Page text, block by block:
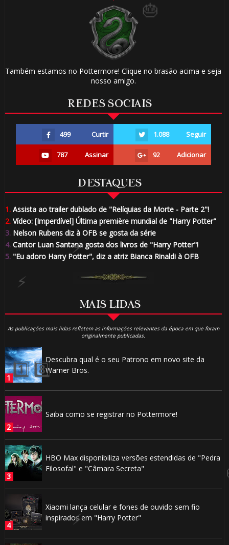
Também estamos no Pottermore! Clique no brasão acima e seja
nosso amigo.
REDES SOCIAIS
499 Curtir 1.088 Seguir
787 Assinar 92 Adicionar
DESTAQUES
1.Assista ao trailer dublado de "Relíquias da Morte - Parte 2"!
2.Vídeo: [Imperdível] Última première mundial de "Harry Potter"
3.Nelson Rubens diz à OFB se gosta da série
4.Cantor Luan Santana gosta dos livros de "Harry Potter"!
5."Eu adoro Harry Potter", diz a atriz Bianca Rinaldi à OFB
MAIS LIDAS
As publicações mais lidas refletem as informações relevantes da época em que foram
originalmente publicadas.
Descubra qual é o seu Patrono em novo site da
Warner Bros.
Saiba como se registrar no Pottermore!
HBO Max disponibiliza versões estendidas de "Pedra
Filosofal" e "Câmara Secreta"
Xiaomi lança celular e fones de ouvido sem fio
inspirados em "Harry Potter"
⚡
🎂